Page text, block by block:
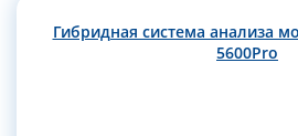
Гибридная система анализа
5600Pro